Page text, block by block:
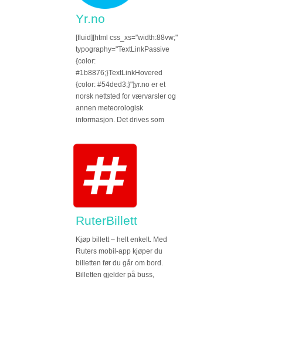
Yr.no
[fluid][html css_xs="width:88vw;"
typography="TextLinkPassive
{color:
#1b8876;}TextLinkHovered
{color: #54ded3;}"]yr.no er et
norsk nettsted for værvarsler og
annen meteorologisk
informasjon. Det drives som
RuterBillett
Kjøp billett – helt enkelt. Med
Ruters mobil-app kjøper du
billetten før du går om bord.
Billetten gjelder på buss,